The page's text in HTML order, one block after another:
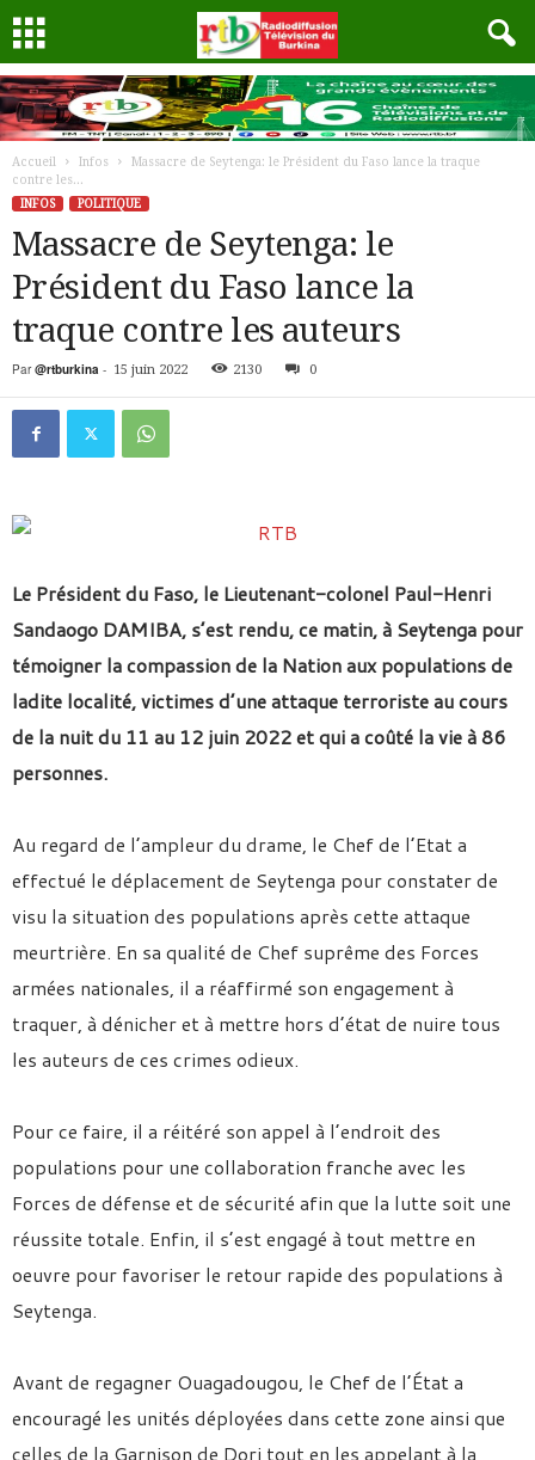
Accueil Infos
Massacre de Seytenga: le Président du Faso lance la traque
contre les...
INFOS
POLITIQUE
Massacre de Seytenga: le
Président du Faso lance la
traque contre les auteurs
Par @rtburkina - 15 juin 2022 2130 0
Le Président du Faso, le Lieutenant-colonel Paul-Henri
Sandaogo DAMIBA, s’est rendu, ce matin, à Seytenga pour
témoigner la compassion de la Nation aux populations de
ladite localité, victimes d’une attaque terroriste au cours
de la nuit du 11 au 12 juin 2022 et qui a coûté la vie à 86
personnes.
Au regard de l’ampleur du drame, le Chef de l’Etat a
effectué le déplacement de Seytenga pour constater de
visu la situation des populations après cette attaque
meurtrière. En sa qualité de Chef suprême des Forces
armées nationales, il a réaffirmé son engagement à
traquer, à dénicher et à mettre hors d’état de nuire tous
les auteurs de ces crimes odieux.
Pour ce faire, il a réitéré son appel à l’endroit des
populations pour une collaboration franche avec les
Forces de défense et de sécurité afin que la lutte soit une
réussite totale. Enfin, il s’est engagé à tout mettre en
oeuvre pour favoriser le retour rapide des populations à
Seytenga.
Avant de regagner Ouagadougou, le Chef de l’État a
encouragé les unités déployées dans cette zone ainsi que
celles de la Garnison de Dori tout en les appelant à la